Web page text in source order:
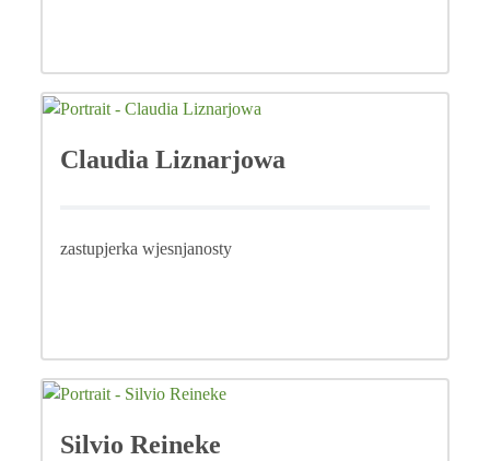
Claudia Liznarjowa
zastupjerka wjesnjanosty
Silvio Reineke